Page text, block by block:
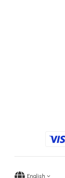
English